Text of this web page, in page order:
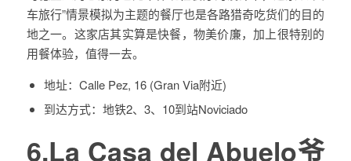
车旅行”情景模拟为主题的餐厅也是各路猎奇吃货们的目的
地之一。这家店其实算是快餐，物美价廉，加上很特别的
用餐体验，值得一去。
地址： Calle Pez, 16 (Gran Via附近)
到达方式： 地铁2、3、10到站Noviciado
6.La Casa del Abuelo爷